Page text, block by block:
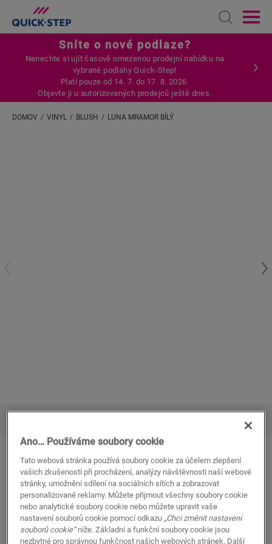
Open
Sníte o nové podlaze?
Nenechte si ujít časově omezenou prodejní nabídku na
vybrané podlahy Quick-Step!
Platí pouze od 14. 7. do 17. 8. 2026.
Objevte ji u autorizovaných prodejců ještě dnes.
DOMOV VINYL BLUSH LUNA MRAMOR BÍLÝ
Luna mramor bílý
VINYL BLUSH SGTC20305
Čtvercová dlaždice
Instalace pomocí lepidla nebo podložky Flex Pro
Kompatibilní s podlahovým vytápěním a chlazením
Doživotní záruka pro obytné prostory
Ano… Používáme soubory cookie
Tato webová stránka používá soubory cookie za účelem zlepšení
vašich zkušeností při procházení, analýzy návštěvnosti naší webové
stránky, umožnění sdílení na sociálních sítích a zobrazovat
personalizované reklamy. Můžete přijmout všechny soubory cookie
nebo analytické soubory cookie nebo můžete upravit vaše
nastavení souborů cookie pomocí odkazu „Chci změnit nastavení
souborů cookie“níže. Základní a funkční soubory cookie jsou
nezbytné pro správnou funkčnost našich webových stránek. Další